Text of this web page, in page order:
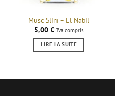
Musc Slim – El Nabil
5,00 € Tva compris
LIRE LA SUITE